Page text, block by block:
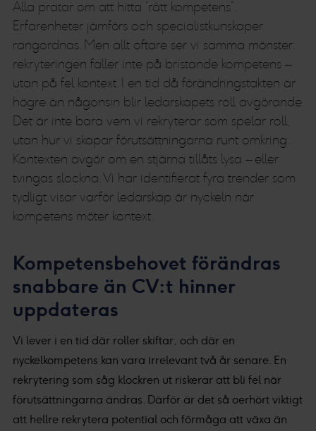
Alla pratar om att hitta “rätt kompetens”.
Erfarenheter jämförs och specialistkunskaper
rangordnas. Men allt oftare ser vi samma mönster:
rekryteringen faller inte på bristande kompetens –
utan på fel kontext. I en tid då förändringstakten är
högre än någonsin blir ledarskapets roll avgörande.
Det är inte bara vem vi rekryterar som spelar roll,
utan hur vi skapar förutsättningarna runt omkring.
Kontexten avgör om en stjärna tillåts lysa – eller
tvingas slockna. Vi har identifierat fyra trender som
tydligt visar varför ledarskap är nyckeln när
kompetens möter kontext.
Kompetensbehovet förändras
snabbare än CV:t hinner
uppdateras
Vi lever i en tid där roller skiftar, och där en
nyckelkompetens kan vara irrelevant två år senare. En
rekrytering som såg klockren ut riskerar att bli fel när
förutsättningarna ändras. Därför är det så oerhört viktigt
att hellre rekrytera potential och förmåga att växa än